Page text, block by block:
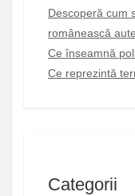
Descoperă cum
românească
Ce înseamnă
Ce reprezintă
Categorii